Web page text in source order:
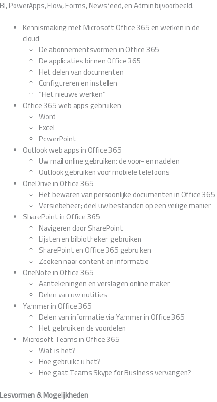
BI, PowerApps, Flow, Forms, Newsfeed, en Admin bijvoorbeeld.
Kennismaking met Microsoft Office 365 en werken in de
cloud
De abonnementsvormen in Office 365
De applicaties binnen Office 365
Het delen van documenten
Configureren en instellen
“Het nieuwe werken”
Office 365 web apps gebruiken
Word
Excel
PowerPoint
Outlook web apps in Office 365
Uw mail online gebruiken: de voor- en nadelen
Outlook gebruiken voor mobiele telefoons
OneDrive in Office 365
Het bewaren van persoonlijke documenten in Office 365
Versiebeheer; deel uw bestanden op een veilige manier
SharePoint in Office 365
Navigeren door SharePoint
Lijsten en bilbiotheken gebruiken
SharePoint en Office 365 gebruiken
Zoeken naar content en informatie
OneNote in Office 365
Aantekeningen en verslagen online maken
Delen van uw notities
Yammer in Office 365
Delen van informatie via Yammer in Office 365
Het gebruik en de voordelen
Microsoft Teams in Office 365
Wat is het?
Hoe gebruikt u het?
Hoe gaat Teams Skype for Business vervangen?
Lesvormen & Mogelijkheden